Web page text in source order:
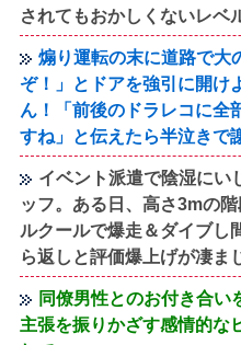
されてもおかしくないレベ
煽り運転の末に道路で大
ぞ！」とドアを強引に開け
ん！「前後のドラレコに全
すね」と伝えたら半泣きで
イベント派遣で陰湿にい
ッフ。ある日、高さ3mの
ルクールで爆走＆ダイブし
ら返しと評価爆上げが凄ま
同僚男性とのお付き合い
主張を振りかざす感情的な